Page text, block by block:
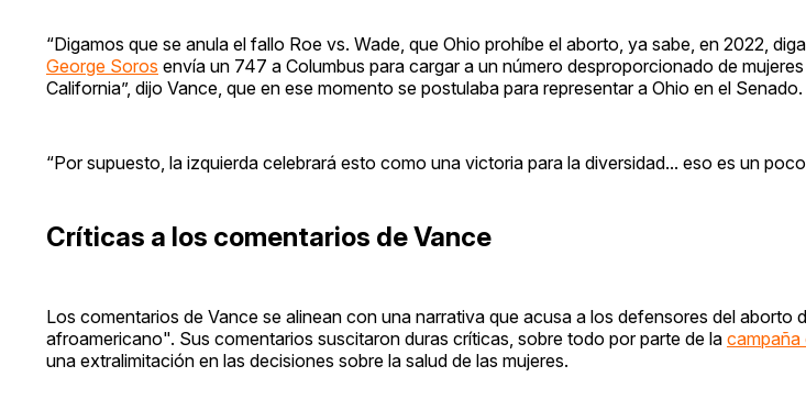
“Digamos que se anula el fallo Roe vs. Wade, que Ohio prohíbe el aborto, ya sabe, en 2022,
George Soros envía un 747 a Columbus para cargar a un número desproporcionado de
California”, dijo Vance, que en ese momento se postulaba para representar a Ohio en el Senado.
“Por supuesto, la izquierda celebrará esto como una victoria para la diversidad... eso es un
Críticas a los comentarios de Vance
Los comentarios de Vance se alinean con una narrativa que acusa a los defensores del aborto
afroamericano". Sus comentarios suscitaron duras críticas, sobre todo por parte de la campaña
una extralimitación en las decisiones sobre la salud de las mujeres.